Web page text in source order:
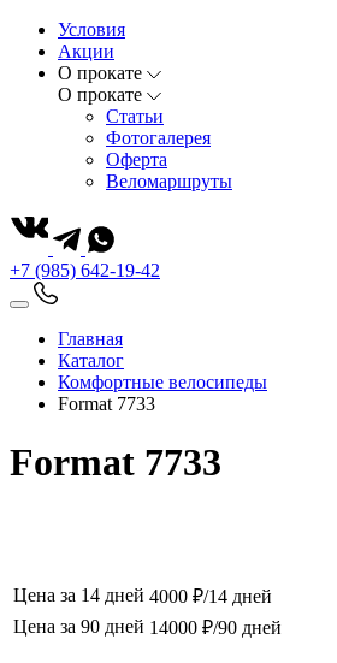
Условия
Акции
О прокате
О прокате
Статьи
Фотогалерея
Оферта
Веломаршруты
+7 (985) 642-19-42
Главная
Каталог
Комфортные велосипеды
Format 7733
Format 7733
Цена за 14 дней 4000 ₽/14 дней
Цена за 90 дней 14000 ₽/90 дней